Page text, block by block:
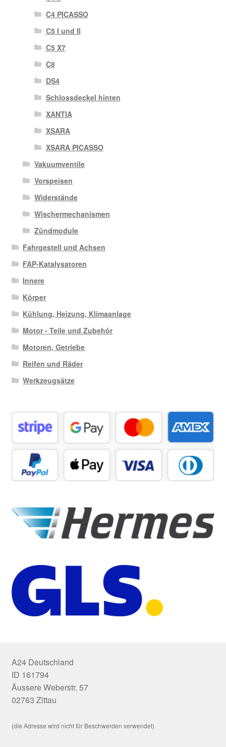
C4 PICASSO
C5 I und II
C5 X7
C8
DS4
Schlossdeckel hinten
XANTIA
XSARA
XSARA PICASSO
Vakuumventile
Vorspeisen
Widerstände
Wischermechanismen
Zündmodule
Fahrgestell und Achsen
FAP-Katalysatoren
Innere
Körper
Kühlung, Heizung, Klimaanlage
Motor - Teile und Zubehör
Motoren, Getriebe
Reifen und Räder
Werkzeugsätze
A24 Deutschland
ID 161794
Äussere Weberstr. 57
02763 Zittau
(die Adresse wird nicht für Beschwerden verwendet)